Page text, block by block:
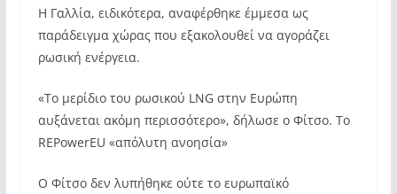
Η Γαλλία, ειδικότερα, αναφέρθηκε έμμεσα ως
παράδειγμα χώρας που εξακολουθεί να αγοράζει
ρωσική ενέργεια.
«Το μερίδιο του ρωσικού LNG στην Ευρώπη
αυξάνεται ακόμη περισσότερο», δήλωσε ο Φίτσο. Το
REPowerEU «απόλυτη ανοησία»
Ο Φίτσο δεν λυπήθηκε ούτε το ευρωπαϊκό